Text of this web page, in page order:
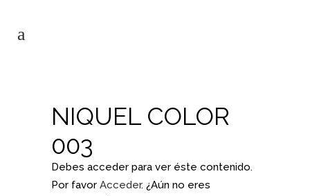
NIQUEL COLOR
003
Debes acceder para ver éste contenido.
Por favor Acceder. ¿Aún no eres